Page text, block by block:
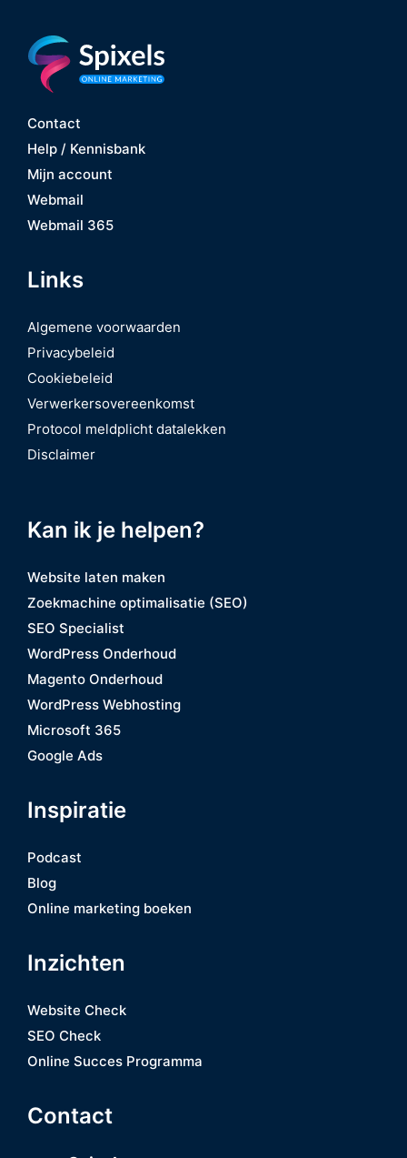
Contact
Help / Kennisbank
Mijn account
Webmail
Webmail 365
Links
Algemene voorwaarden
Privacybeleid
Cookiebeleid
Verwerkersovereenkomst
Protocol meldplicht datalekken
Disclaimer
Kan ik je helpen?
Website laten maken
Zoekmachine optimalisatie (SEO)
SEO Specialist
WordPress Onderhoud
Magento Onderhoud
WordPress Webhosting
Microsoft 365
Google Ads
Inspiratie
Podcast
Blog
Online marketing boeken
Inzichten
Website Check
SEO Check
Online Succes Programma
Contact